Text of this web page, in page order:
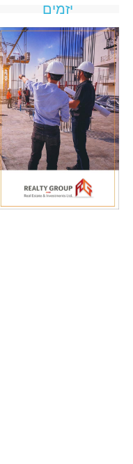
יזמים